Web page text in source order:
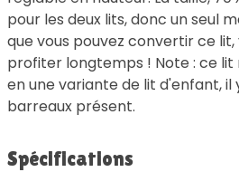
pour les deux lits, donc un seul
que vous pouvez convertir ce lit,
profiter longtemps ! Note : ce
en une variante de lit d'enfant, il
barreaux présent.
Spécifications